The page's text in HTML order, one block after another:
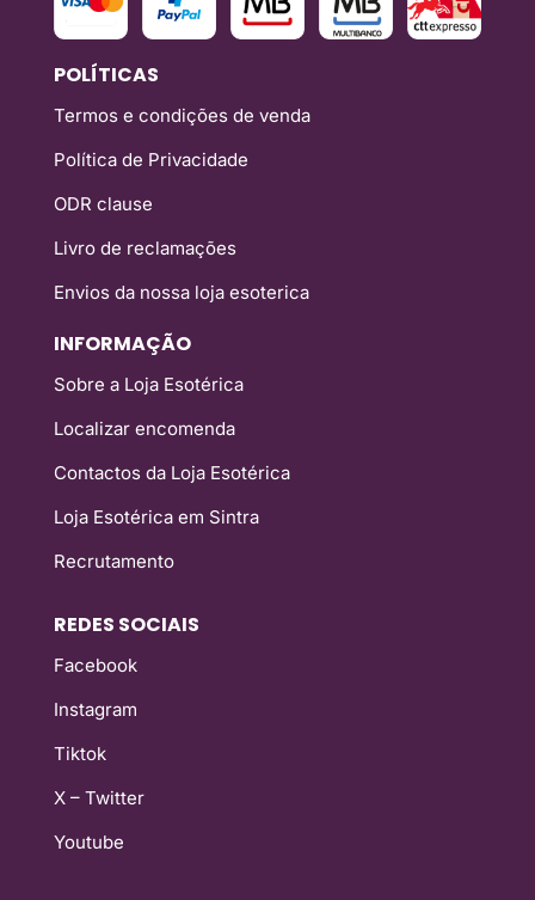
POLÍTICAS
Termos e condições de venda
Política de Privacidade
ODR clause
Livro de reclamações
Envios da nossa loja esoterica
INFORMAÇÃO
Sobre a Loja Esotérica
Localizar encomenda
Contactos da Loja Esotérica
Loja Esotérica em Sintra
Recrutamento
REDES SOCIAIS
Facebook
Instagram
Tiktok
X – Twitter
Youtube